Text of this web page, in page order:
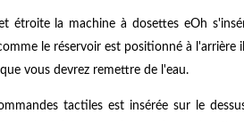
étroite la machine à dosettes eOh
le réservoir est positionné à
vous devrez remettre de l'eau.
tactiles est insérée sur le